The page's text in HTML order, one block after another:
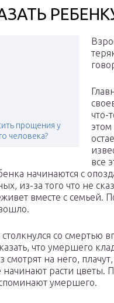
прощения у
человека?
что-
все
начинаются с
из-за того что не
вместе с семьей.
со смертью
что умершего
смотрят на него,
начинают расти цветы.
умершего.